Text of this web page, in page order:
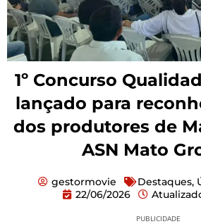
1º Concurso
lançado para
dos produtores de
ASN Mato
gestormovie Destaques,
22/06/2026
PUBLICIDADE